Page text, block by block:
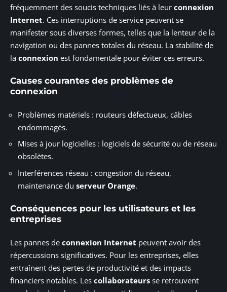
fréquemment des soucis techniques liés à leur connexion
Internet. Ces interruptions de service peuvent se
manifester sous diverses formes, telles que la lenteur de la
navigation ou des pannes totales du réseau. La stabilité de
la connexion est fondamentale pour éviter ces erreurs.
Causes courantes des problèmes de
connexion
Problèmes matériels : routeurs défectueux, câbles
endommagés.
Mises à jour logicielles : logiciels de sécurité ou de réseau
obsolètes.
Interférences réseau : congestion du réseau,
maintenance du serveur Orange.
Conséquences pour les utilisateurs et les
entreprises
Les pannes de connexion Internet peuvent avoir des
répercussions significatives. Pour les entreprises, elles
entraînent des pertes de productivité et des impacts
financiers notables. Les collaborateurs se retrouvent